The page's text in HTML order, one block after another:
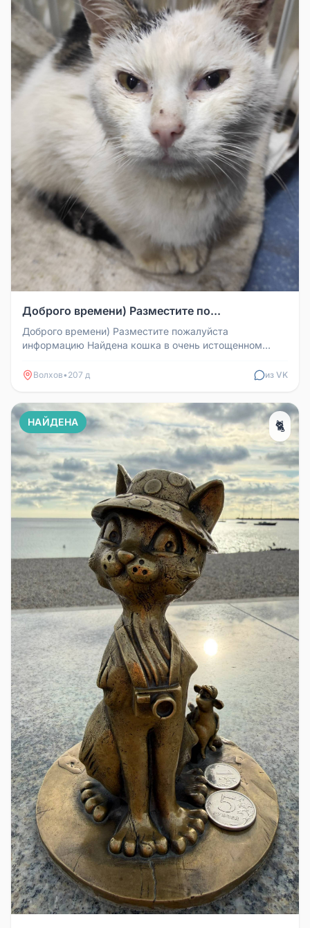
Доброго времени) Разместите по...
Доброго времени) Разместите пожалуйста
информацию Найдена кошка в очень истощенном
Волхов• 207 д из VK
НАЙДЕНА 🐈